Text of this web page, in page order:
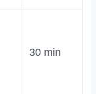
30 min